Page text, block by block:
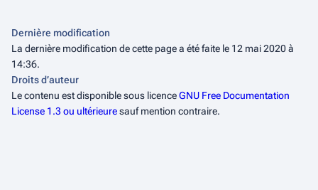
Dernière modification
La dernière modification de cette page a été faite le 12 mai 2020 à
14:36.
Droits d’auteur
Le contenu est disponible sous licenceGNU Free Documentation
License 1.3 ou ultérieuresauf mention contraire.